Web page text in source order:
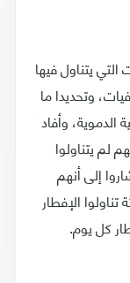
يتناول فيها
وتحديدا ما
الدموية، وأفاد
لم يتناولوا
في المئة أشاروا إلى أنهم
الإفطار، و25 في المئة تناولوا الإفطار